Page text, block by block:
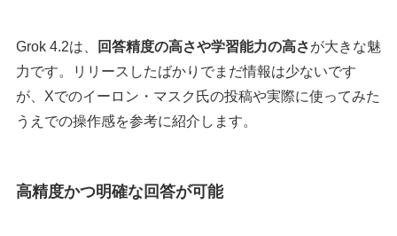
Grok 4.2は、 回答精度の高さや学習能力の高さが大きな魅
力です。リリースしたばかりでまだ情報は少ないです
が、Xでのイーロン・マスク氏の投稿や実際に使ってみた
うえでの操作感を参考に紹介します。
高精度かつ明確な回答が可能